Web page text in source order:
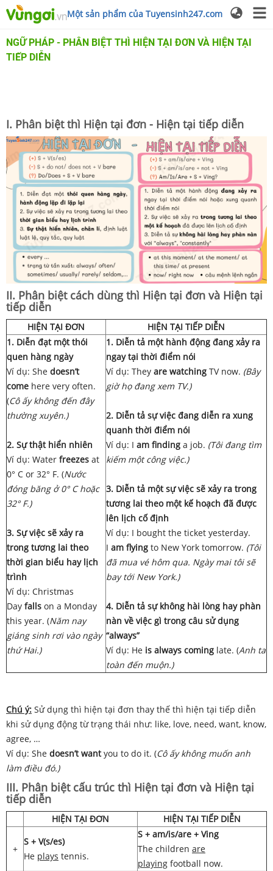
Một sản phẩm của Tuyensinh247.com
NGỮ PHÁP - PHÂN BIỆT THÌ HIỆN TẠI ĐƠN VÀ HIỆN TẠI
TIẾP DIỄN
I. Phân biệt thì Hiện tại đơn - Hiện tại tiếp diễn
II. Phân biệt cách dùng thì Hiện tại đơn và Hiện tại
tiếp diễn
HIỆN TẠI ĐƠN
HIỆN TẠI TIẾP DIỄN
1. Diễn đạt một thói
quen hàng ngày
Ví dụ: She doesn’t
come here very often.
(Cô ấy không đến đây
thường xuyên.)
2. Sự thật hiển nhiên
Ví dụ: Water freezes at
0° C or 32° F. (Nước
đóng băng ở 0° C hoặc
32° F.)
3. Sự việc sẽ xảy ra
trong tương lai theo
thời gian biểu hay lịch
trình
Ví dụ: Christmas
Day falls on a Monday
this year. (Năm nay
giáng sinh rơi vào ngày
thứ Hai.)
1. Diễn tả một hành động đang xảy ra
ngay tại thời điểm nói
Ví dụ: They are watching TV now. (Bây
giờ họ đang xem TV.)
2. Diễn tả sự việc đang diễn ra xung
quanh thời điểm nói
Ví dụ: I am finding a job. (Tôi đang tìm
kiếm một công việc.)
3. Diễn tả một sự việc sẽ xảy ra trong
tương lai theo một kế hoạch đã được
lên lịch cố định
Ví dụ: I bought the ticket yesterday.
I am flying to New York tomorrow. (Tôi
đã mua vé hôm qua. Ngày mai tôi sẽ
bay tới New York.)
4. Diễn tả sự không hài lòng hay phàn
nàn về việc gì trong câu sử dụng
“always”
Ví dụ: He is always coming late. (Anh ta
toàn đến muộn.)
Chú ý: Sử dụng thì hiện tại đơn thay thế thì hiện tại tiếp diễn
khi sử dụng động từ trạng thái như: like, love, need, want, know,
agree, …
Ví dụ: She doesn’t wantyou to do it. (Cô ấy không muốn anh
làm điều đó.)
III. Phân biệt cấu trúc thì Hiện tại đơn và Hiện tại
tiếp diễn
HIỆN TẠI ĐƠN HIỆN TẠI TIẾP DIỄN
+
S + V(s/es)
He plays tennis.
S + am/is/are + Ving
The children are
playing football now.